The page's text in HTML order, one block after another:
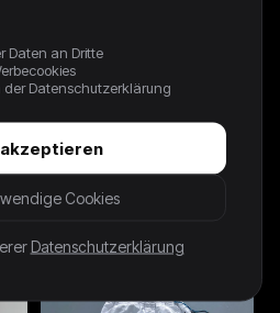
Nike Vintage Trackpants | M
Daten an Dritte
der Datenschutzerklärung
Cookies
Datenschutzerklärung